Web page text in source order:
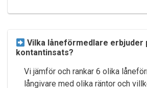
Vilka låneförmedlare erbjuder
kontantinsats?
Vi jämför och rankar 6 olika
långivare med olika räntor och